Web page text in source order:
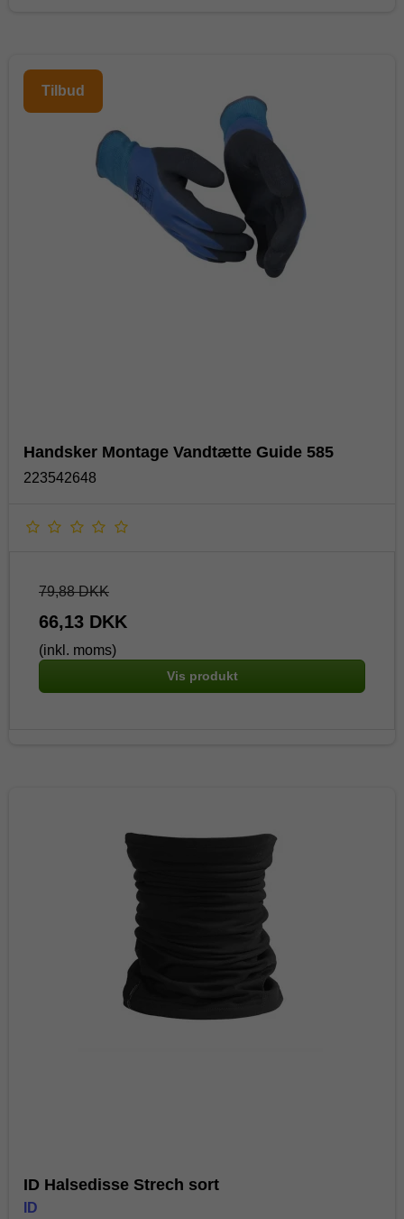
Tilbud
Handsker Montage Vandtætte Guide 585
223542648
79,88 DKK
66,13 DKK
(inkl. moms)
Vis produkt
ID Halsedisse Strech sort
ID